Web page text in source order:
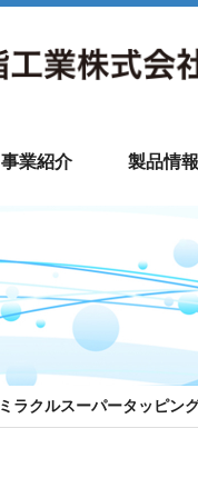
事業紹介 製品情報
ミラクルスーパータッピン